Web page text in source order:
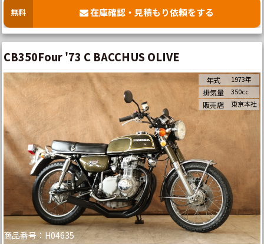
無料 在庫確認・見積もり依頼をする
CB350Four '73 C BACCHUS OLIVE
商品番号：H04635
年式 1973年
排気量 350cc
販売店 東京本社